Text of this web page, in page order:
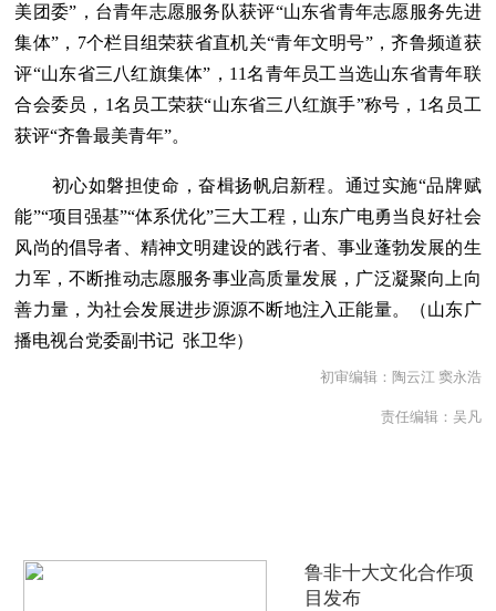
美团委”，台青年志愿服务队获评“山东省青年志愿服务先进
集体”，7个栏目组荣获省直机关“青年文明号”，齐鲁频道获
评“山东省三八红旗集体”，11名青年员工当选山东省青年联
合会委员，1名员工荣获“山东省三八红旗手”称号，1名员工
获评“齐鲁最美青年”。
初心如磐担使命，奋楫扬帆启新程。通过实施“品牌赋
能”“项目强基”“体系优化”三大工程，山东广电勇当良好社会
风尚的倡导者、精神文明建设的践行者、事业蓬勃发展的生
力军，不断推动志愿服务事业高质量发展，广泛凝聚向上向
善力量，为社会发展进步源源不断地注入正能量。（山东广
播电视台党委副书记 张卫华）
初审编辑：陶云江 窦永浩
责任编辑：吴凡
鲁非十大文化合作项
目发布